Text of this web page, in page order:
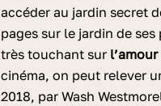
accéder au jardin secret
pages sur le jardin de
très touchant sur
cinéma, on peut relever
2018, par Wash